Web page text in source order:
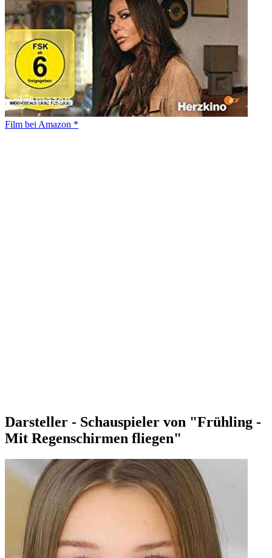
Film bei Amazon *
Darsteller - Schauspieler von "Frühling -
Mit Regenschirmen fliegen"